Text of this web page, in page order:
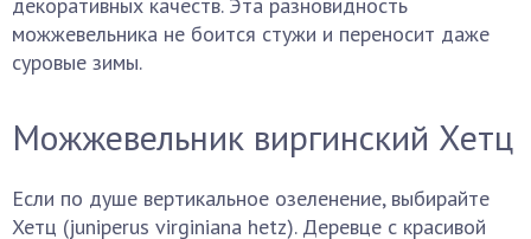
можжевельника не боится стужи и переносит даже
суровые зимы.
Можжевельник виргинский Хетц
Если по душе вертикальное озеленение, выбирайте
Хетц (juniperus virginiana hetz). Деревце с красивой